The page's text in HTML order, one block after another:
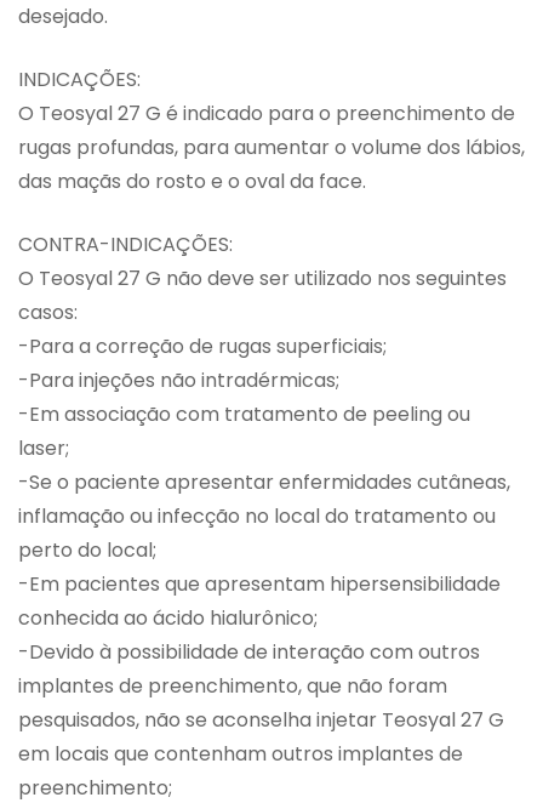
desejado.
INDICAÇÕES:
O Teosyal 27 G é indicado para o preenchimento de
rugas profundas, para aumentar o volume dos lábios,
das maçãs do rosto e o oval da face.
CONTRA-INDICAÇÕES:
O Teosyal 27 G não deve ser utilizado nos seguintes
casos:
-Para a correção de rugas superficiais;
-Para injeções não intradérmicas;
-Em associação com tratamento de peeling ou
laser;
-Se o paciente apresentar enfermidades cutâneas,
inflamação ou infecção no local do tratamento ou
perto do local;
-Em pacientes que apresentam hipersensibilidade
conhecida ao ácido hialurônico;
-Devido à possibilidade de interação com outros
implantes de preenchimento, que não foram
pesquisados, não se aconselha injetar Teosyal 27 G
em locais que contenham outros implantes de
preenchimento;